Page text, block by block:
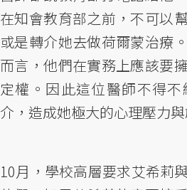
在知會教育部之前，不可以
或是轉介她去做荷爾蒙治療
而言，他們在實務上應該要
定權。因此這位醫師不得
介，造成她極大的心理壓力與
10月，學校高層要求艾希莉